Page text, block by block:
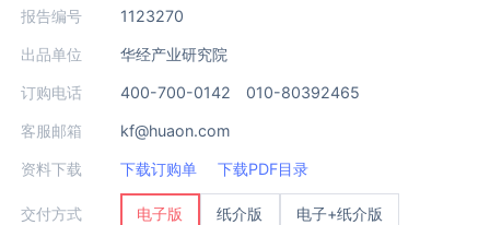
报告编号 1123270
出品单位 华经产业研究院
订购电话 400-700-0142 010-80392465
客服邮箱 kf@huaon.com
资料下载 下载订购单 下载PDF目录
交付方式 电子版 纸介版 电子+纸介版